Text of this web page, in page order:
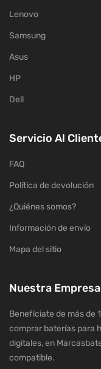
Lenovo
Samsung
Asus
HP
Dell
Servicio Al
FAQ
Política de devolución
¿Quiénes somos?
Información de envío
Mapa del sitio
Nuestra Empresa
Benefíciate de más de
comprar baterías para
digitales, en
compatible.